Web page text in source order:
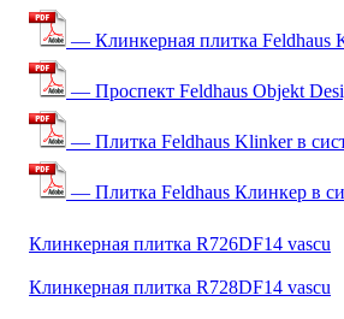
— Клинкерная плитка Feldhaus
— Проспект Feldhaus Objekt
— Плитка Feldhaus Klinker в
— Плитка Feldhaus Клинкер в
Клинкерная плитка R726DF14 vascu
Клинкерная плитка R728DF14 vascu